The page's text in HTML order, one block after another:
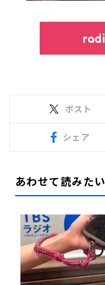
ポスト
シェア
あわせて読みたい